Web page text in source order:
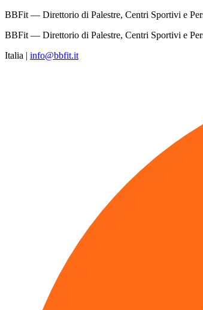
BBFit — Direttorio di Palestre, Centri Sportivi e
BBFit — Direttorio di Palestre, Centri Sportivi e
Italia | info@bbfit.it